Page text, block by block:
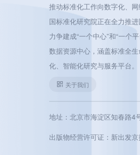
推动标准化工作向数字化、
国标准化研究院正在全力推
力争建成“一个中心”和“一个
数据资源中心，涵盖标准全
化、智能化研究与服务平台。
关于我们
地址：北京市海淀区知春路4
出版物经营许可证：新出发